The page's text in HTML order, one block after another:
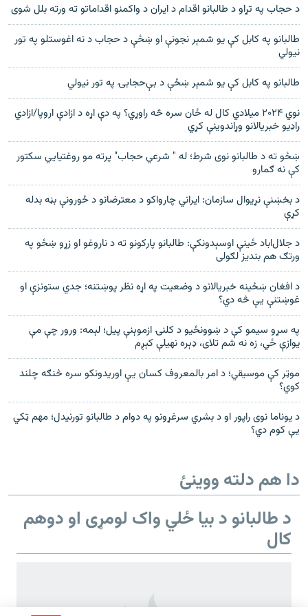
د حجاب په تړاو د طالبانو اقدام د ایران د واکمنو اقداماتو ته ورته بلل شوی
طالبانو په کابل کې یو شمېر نجونې او ښځې د حجاب د نه اغوستلو په تور
نیولي
طالبانو په کابل کې یو شمېر ښځې د بې‌حجابۍ په تور نیولي
نوي ۲۰۲۴ میلادي کال له ځان سره څه راوړي؟ په دې اړه د ازادې اروپا/ازادي
راډیو خبریالانو وړاندوینې کړي
ښځو ته د طالبانو نوی شرط؛ له " شرعي حجاب" پرته مو روغتیایي سکتور
کې نه ګمارو
د بخښنې نړيوال سازمان: ايراني چارواکو د معترضانو د ځورونې بڼه بدله
کړې
د جلال‌اباد ځینې اوسېدونکې: طالبانو پارکونو ته د ناروغو او زړو ښځو په
ورتګ هم بندیز لګولی
د افغان ښځینه خبریالانو د وضعیت په اړه نظر پوښتنه؛ جدي ستونزې او
غوښتنې یې څه دي؟
په سړو سیمو کې د ښوونځیو د کلنۍ ازموېنې پیل؛ لېمه: ورور چې مې
یوازې ځي، زه نه شم تلای، ډېره نهیلې کېږم
موټر کې موسیقي؛ د امر بالمعروف کسان یې اوریدونکو سره څنګه چلند
کوي؟
د یوناما نوی راپور او د بشري سرغړونو په دوام د طالبانو تورنیدل؛ مهم ټکي
یې کوم دي؟
دا هم دلته ووینئ
د طالبانو د بیا ځلي واک لومړی او دوهم
کال